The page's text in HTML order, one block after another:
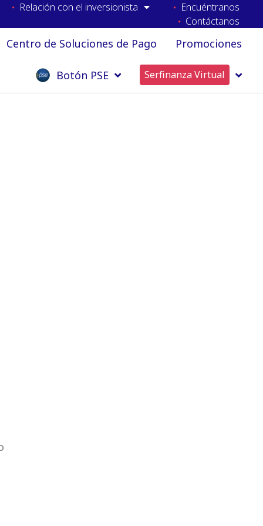
Relación con el inversionista
Encuéntranos
Contáctanos
Centro de Soluciones de Pago Promociones
Botón PSE Serfinanza Virtual